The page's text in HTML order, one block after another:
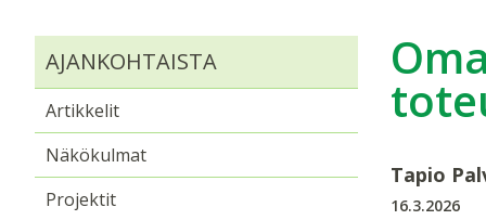
Tapio
16.3.2026
AJANKOHTAISTA
Artikkelit
Näkökulmat
Projektit